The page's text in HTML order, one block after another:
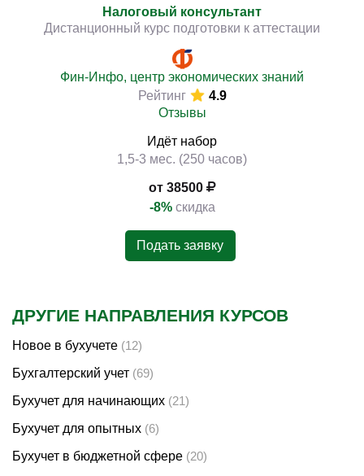
Налоговый консультант
Дистанционный курс подготовки к аттестации
Фин-Инфо, центр экономических знаний
Рейтинг
4.9
Отзывы
Идёт набор
1,5-3 мес. (250 часов)
от 38500
-8% скидка
Подать заявку
ДРУГИЕ НАПРАВЛЕНИЯ КУРСОВ
Новое в бухучете (12)
Бухгалтерский учет (69)
Бухучет для начинающих (21)
Бухучет для опытных (6)
Бухучет в бюджетной сфере (20)